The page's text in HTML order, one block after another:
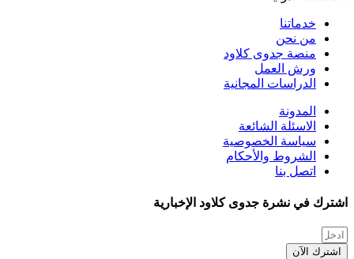
خدماتنا
من نحن
منصة جدوى كلاود
ورش العمل
الدراسات المجانية
المدونة
الاسئلة الشائعة
سياسة الخصوصية
الشروط والأحكام
اتصل بنا
اشترك في نشرة جدوى كلاود الإخبارية
اشترك الآن